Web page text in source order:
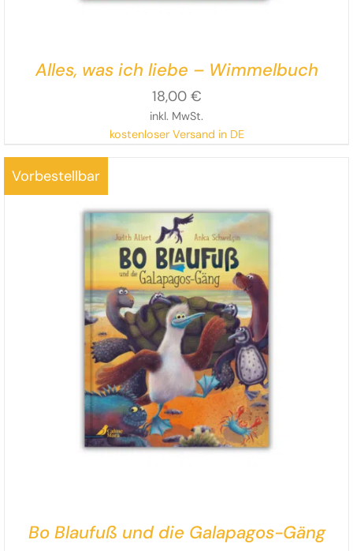
Alles, was ich liebe – Wimmelbuch
18,00 €
inkl. MwSt.
kostenloser Versand in DE
Vorbestellbar
Bo Blaufuß und die Galapagos-Gäng